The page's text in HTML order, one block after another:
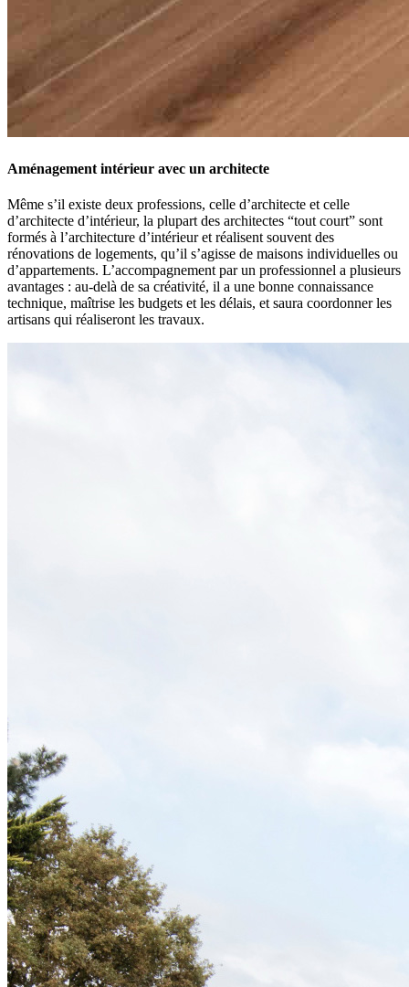
Aménagement intérieur avec un architecte
Même s’il existe deux professions, celle d’architecte et celle
d’architecte d’intérieur, la plupart des architectes “tout court” sont
formés à l’architecture d’intérieur et réalisent souvent des
rénovations de logements, qu’il s’agisse de maisons individuelles ou
d’appartements. L’accompagnement par un professionnel a plusieurs
avantages : au-delà de sa créativité, il a une bonne connaissance
technique, maîtrise les budgets et les délais, et saura coordonner les
artisans qui réaliseront les travaux.